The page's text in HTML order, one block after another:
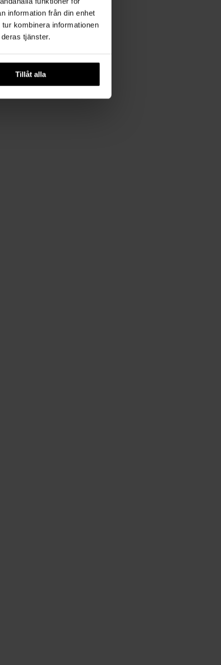
information från din enhet
kombinera informationen
tjänster.
Tillåt alla